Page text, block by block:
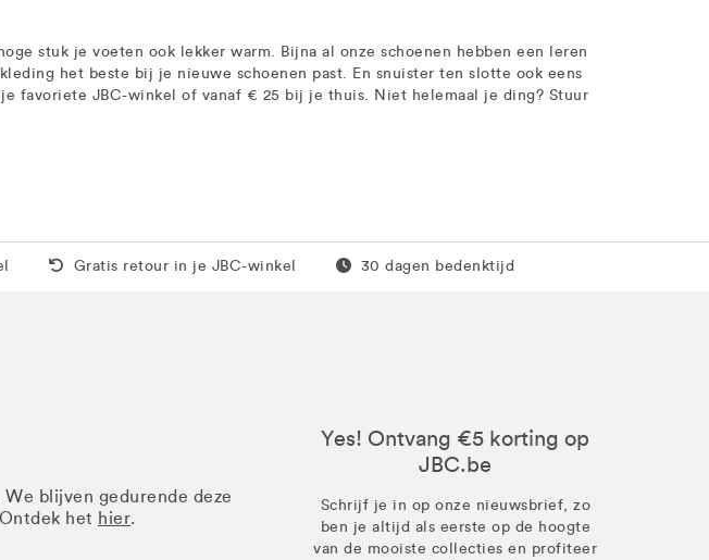
stuk je voeten ook lekker warm. Bijna al onze schoenen hebben een leren
het beste bij je nieuwe schoenen past. En snuister ten slotte ook eens
favoriete JBC-winkel of vanaf € 25 bij je thuis. Niet helemaal je ding? Stuur
Gratis thuis vanaf 50 euro
Gratis retour in je JBC-winkel Gratis retour
30 dagen bedenktijd
We blijven gedurende deze
het hier.
Yes! Ontvang €5 korting op
JBC.be
Schrijf je in op onze nieuwsbrief, zo
ben je altijd als eerste op de hoogte
van de mooiste collecties en profiteer